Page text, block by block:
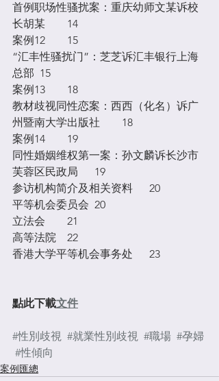
首例职场性骚扰案：重庆幼师文某诉校
长胡某	14
案例12	15
“汇丰性骚扰门”：芝芝诉汇丰银行上海
总部	15
案例13	18
教材歧视同性恋案：西西（化名）诉广
州暨南大学出版社	18
案例14	19
同性婚姻维权第一案：孙文麟诉长沙市
芙蓉区民政局	19
参访机构简介及相关资料	20
平等机会委员会	20
立法会	21
高等法院	22
香港大学平等机会事务处	23
點此下載文件
#性別歧視 #就業性別歧視 #職場 #孕婦
#性傾向
案例匯總